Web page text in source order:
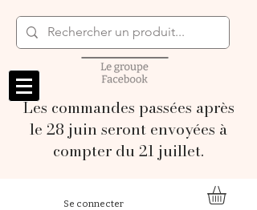
Les commandes passées après
le 28 juin seront envoyées à
compter du 21 juillet.
Se connecter